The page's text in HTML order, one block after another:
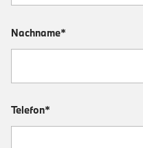
Nachname*
Telefon*